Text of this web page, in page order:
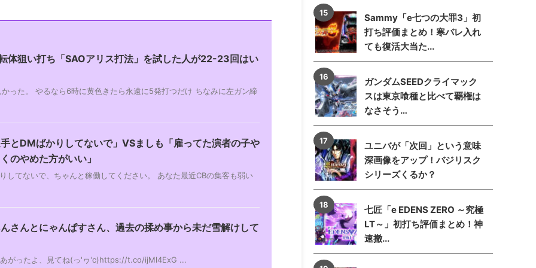
体狙い打ち「SAOアリス打法」を試した人が22-23回はい
った。 やるなら6時に黄色きたら永遠に5発打つだけ ちなみに左ガン締
とDMばかりしてないで」VSましも「雇ってた演者の子や
のやめた方がいい」
してないで、ちゃんと稼働してください。 あなた最近CBの集客も弱い
さんとにゃんぱすさん、過去の揉め事から未だ雪解けして
がったよ、見てね(っ'ヮ'c)https://t.co/ijMl4ExG ...
Sammy「e七つの大罪3」初
打ち評価まとめ！寒バレ入れ
ても復活大当た...
ガンダムSEEDクライマック
スは東京喰種と比べて覇権は
なさそう…
ユニバが「次回」という意味
深画像をアップ！バジリスク
シリーズくるか？
七匠「e EDENS ZERO ～究極
LT～」初打ち評価まとめ！神
速撤...